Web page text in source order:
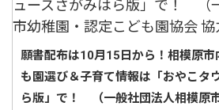
願書配布は10月15日から！相模原
も園選び＆子育て情報は「おやこタ
ら版」で！ （一般社団法人相模原